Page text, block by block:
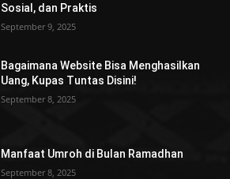
Sosial, dan Praktis
September 9, 2025
Bagaimana Website Bisa Menghasilkan
Uang, Kupas Tuntas Disini!
September 8, 2025
Manfaat Umroh di Bulan Ramadhan
September 8, 2025